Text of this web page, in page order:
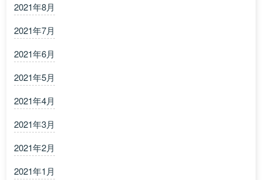
2021年8月
2021年7月
2021年6月
2021年5月
2021年4月
2021年3月
2021年2月
2021年1月